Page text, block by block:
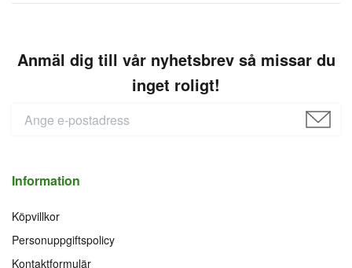
Anmäl dig till vår nyhetsbrev så missar du
inget roligt!
Information
Köpvillkor
Personuppgiftspolicy
Kontaktformulär